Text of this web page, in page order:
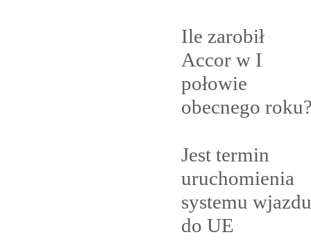
Ile zarobił
Accor w I
połowie
obecnego
Jest termin
uruchomienia
systemu wjazdu
do UE